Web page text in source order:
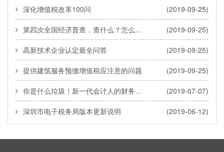
深化增值税改革100问 (2019-09-25)
第四次全国经济普查，查什么？怎么查？ (2019-09-25)
高新技术企业认定最全问答 (2019-09-25)
提供建筑服务预缴增值税应注意的问题 (2019-09-25)
你是什么垃圾！新一代会计人的财务危机从“垃圾分类”开始... (2019-07-07)
深圳市电子税务局版本更新说明 (2019-06-12)